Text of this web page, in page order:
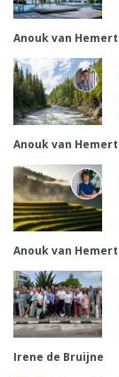
Anouk van Hemert
Anouk van Hemert
Anouk van Hemert
Irene de Bruijne